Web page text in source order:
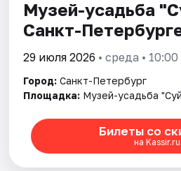
Музей-усадьба
Санкт-
29 июля 2026 • среда • 10:00
Город: Санкт-Петербург
Площадка: Музей-усадьба
Билеты со
на Kassir.ru